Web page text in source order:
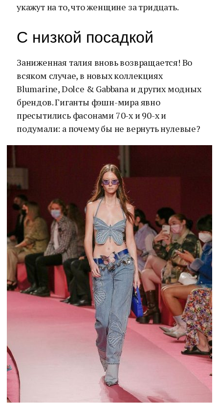
укажут на то, что женщине за тридцать.
С низкой посадкой
Заниженная талия вновь возвращается! Во
всяком случае, в новых коллекциях
Blumarine, Dolce & Gabbana и других модных
брендов. Гиганты фэшн-мира явно
пресытились фасонами 70-х и 90-х и
подумали: а почему бы не вернуть нулевые?